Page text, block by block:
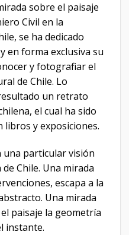
sobre el paisaje
Civil en la
se ha dedicado
en forma exclusiva su
y fotografiar el
de Chile. Lo
un retrato
el cual ha sido
y exposiciones.
particular visión
Chile. Una mirada
escapa a la
Una mirada
paisaje la geometría
instante.